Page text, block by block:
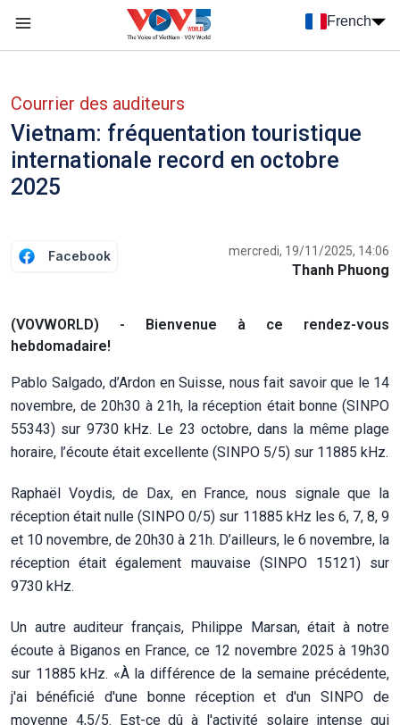
French
Courrier des auditeurs
Vietnam: fréquentation touristique
internationale record en octobre
2025
Facebook mercredi, 19/11/2025, 14:06
Thanh Phuong
(VOVWORLD) - Bienvenue à ce rendez-vous
hebdomadaire!
Pablo Salgado, d’Ardon en Suisse, nous fait savoir que le 14
novembre, de 20h30 à 21h, la réception était bonne (SINPO
55343) sur 9730 kHz. Le 23 octobre, dans la même plage
horaire, l’écoute était excellente (SINPO 5/5) sur 11885 kHz.
Raphaël Voydis, de Dax, en France, nous signale que la
réception était nulle (SINPO 0/5) sur 11885 kHz les 6, 7, 8, 9
et 10 novembre, de 20h30 à 21h. D’ailleurs, le 6 novembre, la
réception était également mauvaise (SINPO 15121) sur
9730 kHz.
Un autre auditeur français, Philippe Marsan, était à notre
écoute à Biganos en France, ce 12 novembre 2025 à 19h30
sur 11885 kHz. «À la différence de la semaine précédente,
j'ai bénéficié d'une bonne réception et d'un SINPO de
moyenne 4,5/5. Est-ce dû à l'activité solaire intense qui